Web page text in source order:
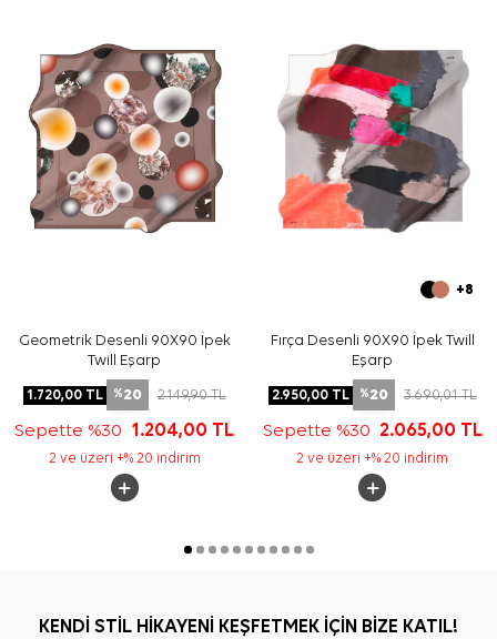
Yıkama ve bakım için ürün etiketindeki talimatları
izleyiniz. İpek ve hassas eşarpların elde hassas
bakımındaAker İpek Eşarp Şampuanı kullanmayı tercih
edebilirsiniz.
Sıkça Sorulan Sorular
Ekru İpek Tivil Kare Zebra Desenli Eşarp ölçüsü nedir?
Bu ipek tivil eşarp hangi renklerden oluşur?
Zebra desenli eşarp günlük kullanıma uygun mu?
Bu eşarp hangi parçalarla kombinlenebilir?
Geometrik Desenli 90X90 İpek
Twill Eşarp
1.720,00TL %20 2.149,90TL
Sepette %30 1.204,00 TL
2 ve üzeri +% 20 indirim
+8
Fırça Desenli 90X90 İpek Twill
Eşarp
2.950,00TL %20 3.690,01TL
Sepette %30 2.065,00 TL
2 ve üzeri +% 20 indirim
KENDİ STİL HİKAYENİ KEŞFETMEK İÇİN BİZE KATIL!